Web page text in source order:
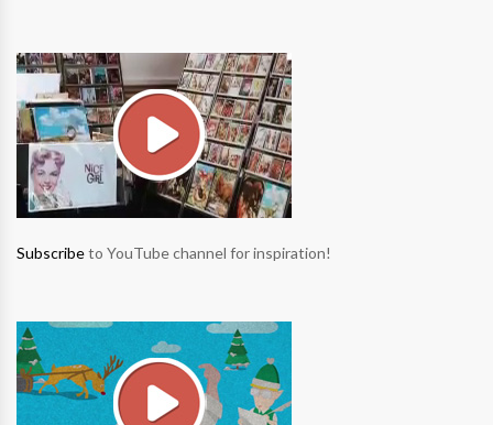
Subscribeto YouTube channel for inspiration!